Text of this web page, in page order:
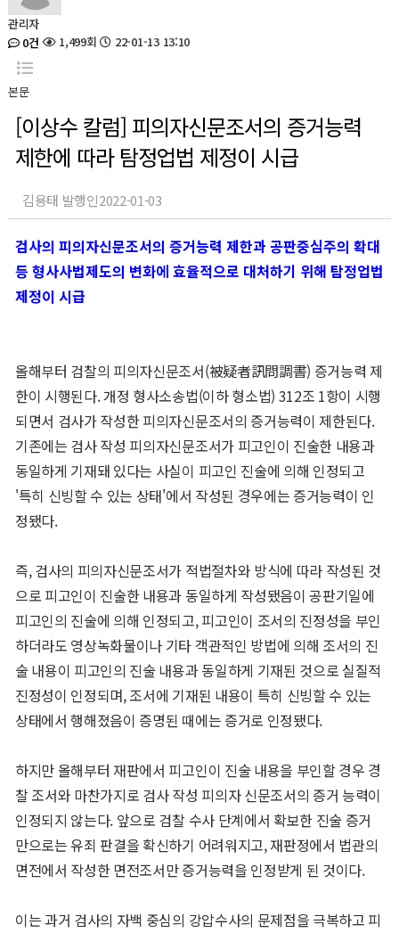
관리자
0건
1,499회 22-01-13 13:10
본문
[이상수 칼럼] 피의자신문조서의 증거능력
제한에 따라 탐정업법 제정이 시급
김용태 발행인2022-01-03
검사의 피의자신문조서의 증거능력 제한과 공판중심주의 확대
등 형사사법제도의 변화에 효율적으로 대처하기 위해 탐정업법
제정이 시급
올해부터 검찰의 피의자신문조서(被疑者訊問調書) 증거능력 제
한이 시행된다. 개정 형사소송법(이하 형소법) 312조 1항이 시행
되면서 검사가 작성한 피의자신문조서의 증거능력이 제한된다.
기존에는 검사 작성 피의자신문조서가 피고인이 진술한 내용과
동일하게 기재돼 있다는 사실이 피고인 진술에 의해 인정되고
'특히 신빙할 수 있는 상태'에서 작성된 경우에는 증거능력이 인
정됐다.
즉, 검사의 피의자신문조서가 적법절차와 방식에 따라 작성된 것
으로 피고인이 진술한 내용과 동일하게 작성됐음이 공판기일에
피고인의 진술에 의해 인정되고, 피고인이 조서의 진정성을 부인
하더라도 영상녹화물이나 기타 객관적인 방법에 의해 조서의 진
술 내용이 피고인의 진술 내용과 동일하게 기재된 것으로 실질적
진정성이 인정되며, 조서에 기재된 내용이 특히 신빙할 수 있는
상태에서 행해졌음이 증명된 때에는 증거로 인정됐다.
하지만 올해부터 재판에서 피고인이 진술 내용을 부인할 경우 경
찰 조서와 마찬가지로 검사 작성 피의자 신문조서의 증거 능력이
인정되지 않는다. 앞으로 검찰 수사 단계에서 확보한 진술 증거
만으로는 유죄 판결을 확신하기 어려워지고, 재판정에서 법관의
면전에서 작성한 면전조서만 증거능력을 인정받게 된 것이다.
이는 과거 검사의 자백 중심의 강압수사의 문제점을 극복하고 피